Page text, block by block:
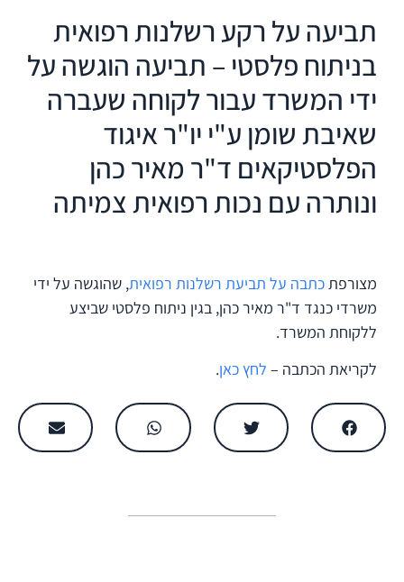
תביעה על רקע רשלנות רפואית
בניתוח פלסטי – תביעה הוגשה על
ידי המשרד עבור לקוחה שעברה
שאיבת שומן ע"י יו"ר איגוד
הפלסטיקאים ד"ר מאיר כהן
ונותרה עם נכות רפואית צמיתה
מצורפת כתבה על תביעת רשלנות רפואית, שהוגשה על ידי
משרדי כנגד ד"ר מאיר כהן, בגין ניתוח פלסטי שביצע
ללקוחת המשרד.
לקריאת הכתבה – לחץ כאן.